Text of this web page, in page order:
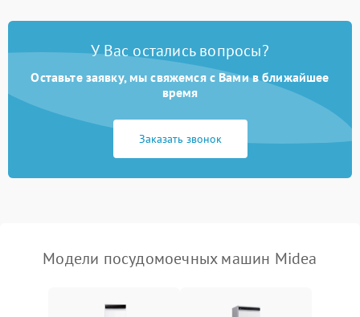
Проблемы с набором
Не работает сушилка 2100 ₽ Подробнее →
Сбои в работе таймера 1700 ₽
У Вас остались вопросы?
Оставьте заявку, мы свяжемся с Вами в ближайшее
время
Заказать звонок
Модели посудомоечных машин Midea